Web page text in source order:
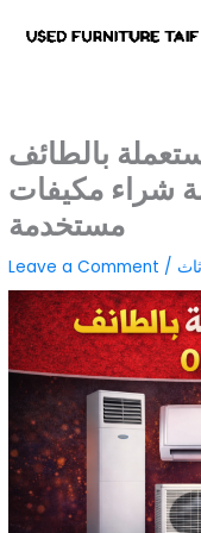
بالطائف
خدمة شراء مكيفات
مستخدمة
Leave a Comment /